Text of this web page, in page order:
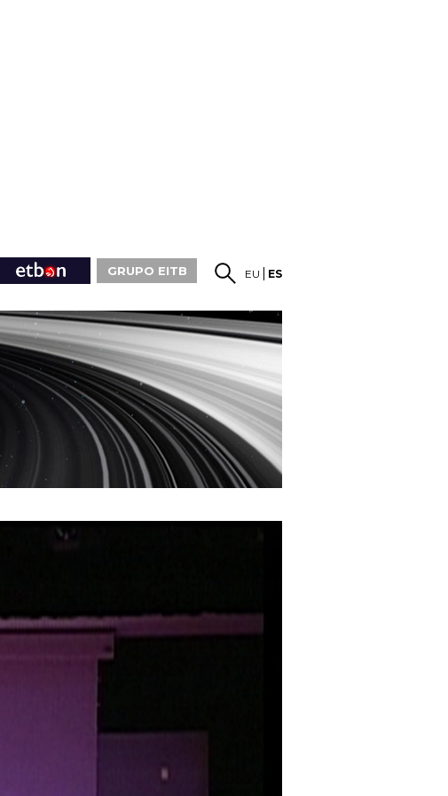
GRUPO EITB EU ES